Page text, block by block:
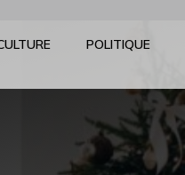
POLITIQUE